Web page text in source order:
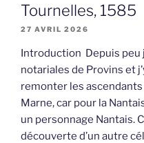
Tournelles, 1585
27 AVRIL 2026
Introduction Depuis peu
notariales de Provins et
remonter les
Marne, car pour la
un personnage Nantais.
découverte d’un autre